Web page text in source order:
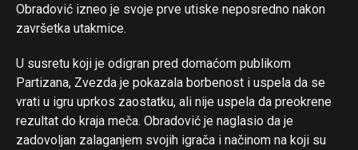
Obradović izneo je svoje prve utiske neposredno nakon
završetka utakmice.
U susretu koji je odigran pred domaćom publikom
Partizana, Zvezda je pokazala borbenost i uspela da se
vrati u igru uprkos zaostatku, ali nije uspela da preokrene
rezultat do kraja meča. Obradović je naglasio da je
zadovoljan zalaganjem svojih igrača i načinom na koji su